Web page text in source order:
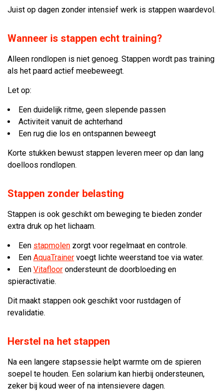
Juist op dagen zonder intensief werk is stappen waardevol.
Wanneer is stappen echt training?
Alleen rondlopen is niet genoeg. Stappen wordt pas training
als het paard actief meebeweegt.
Let op:
Een duidelijk ritme, geen slepende passen
Activiteit vanuit de achterhand
Een rug die los en ontspannen beweegt
Korte stukken bewust stappen leveren meer op dan lang
doelloos rondlopen.
Stappen zonder belasting
Stappen is ook geschikt om beweging te bieden zonder
extra druk op het lichaam.
Een stapmolen zorgt voor regelmaat en controle.
Een AquaTrainer voegt lichte weerstand toe via water.
Een Vitafloor ondersteunt de doorbloeding en
spieractivatie.
Dit maakt stappen ook geschikt voor rustdagen of
revalidatie.
Herstel na het stappen
Na een langere stapsessie helpt warmte om de spieren
soepel te houden. Een solarium kan hierbij ondersteunen,
zeker bij koud weer of na intensievere dagen.